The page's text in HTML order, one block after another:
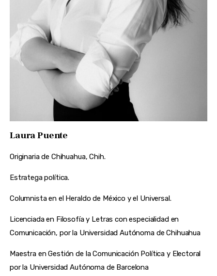
Laura Puente
Originaria de Chihuahua, Chih.
Estratega política.
Columnista en el Heraldo de México y el Universal.
Licenciada en Filosofía y Letras con especialidad en
Comunicación, por la Universidad Autónoma de Chihuahua
Maestra en Gestión de la Comunicación Política y Electoral
por la Universidad Autónoma de Barcelona